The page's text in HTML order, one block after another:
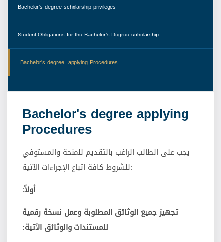
Bachelor's degree scholarship privileges
Student Obligations for the Bachelor's Degree scholarship
Bachelor's degree  applying Procedures
Bachelor's degree applying
Procedures
يجب على الطالب الراغب بالتقديم للمنحة والمستوفي
للشروط كافة اتباع الإجراءات الآتية:
أولاً:
تجهيز جميع الوثائق المطلوبة وعمل نسخة رقمية
للمستندات والوثائق الآتية: